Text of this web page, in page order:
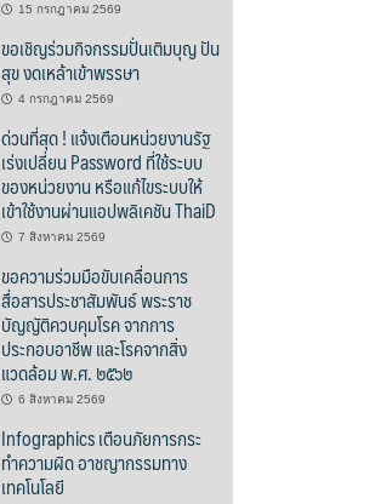
15 กรกฎาคม 2569
ขอเชิญร่วมกิจกรรมปั่นเติมบุญ ปัน
สุข งดเหล้าเข้าพรรษา
4 กรกฎาคม 2569
ด่วนที่สุด ! แจ้งเตือนหน่วยงานรัฐ
เร่งเปลี่ยน Password ที่ใช้ระบบ
ของหน่วยงาน หรือแก้ไขระบบให้
เข้าใช้งานผ่านแอปพลิเคชัน ThaiD
7 สิงหาคม 2569
ขอความร่วมมือขับเคลื่อนการ
สื่อสารประชาสัมพันธ์ พระราช
บัญญัติควบคุมโรค จากการ
ประกอบอาชีพ และโรคจากสิ่ง
แวดล้อม พ.ศ. ๒๕๖๒
6 สิงหาคม 2569
Infographics เตือนภัยการกระ
ทำความผิด อาชญากรรมทาง
เทคโนโลยี